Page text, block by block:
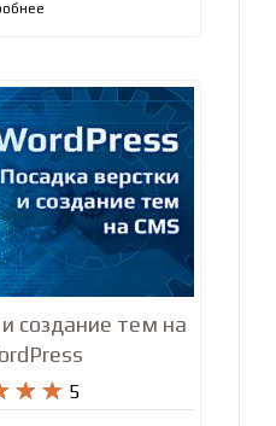
создание тем на
 
  5